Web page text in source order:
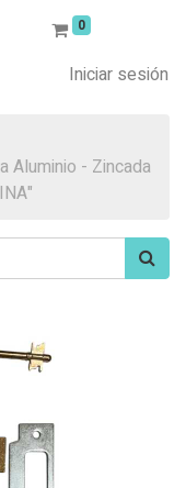
0
Iniciar sesión
Aluminio - Zincada